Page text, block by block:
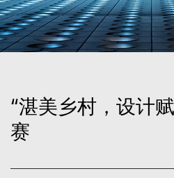
“湛美乡村，设计
赛